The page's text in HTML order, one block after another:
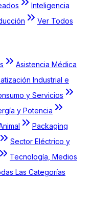
Inteligencia
Ver Todos
Asistencia Médica
Industrial e
y Servicios
y Potencia
Packaging
Sector Eléctrico y
Tecnología, Medios
Las Categorías